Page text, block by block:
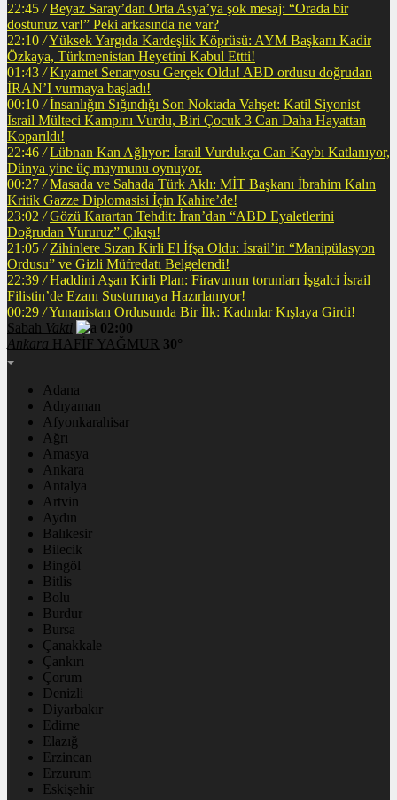
22:45 / Beyaz Saray’dan Orta Asya’ya şok mesaj: “Orada bir
dostunuz var!” Peki arkasında ne var?
22:10 /Yüksek Yargıda Kardeşlik Köprüsü: AYM Başkanı Kadir
Özkaya, Türkmenistan Heyetini Kabul Ettti!
01:43 / Kıyamet Senaryosu Gerçek Oldu! ABD ordusu doğrudan
İRAN’I vurmaya başladı!
00:10 / İnsanlığın Sığındığı Son Noktada Vahşet: Katil Siyonist
İsrail Mülteci Kampını Vurdu, Biri Çocuk 3 Can Daha Hayattan
Koparıldı!
22:46 / Lübnan Kan Ağlıyor: İsrail Vurdukça Can Kaybı Katlanıyor,
Dünya yine üç maymunu oynuyor.
00:27 / Masada ve Sahada Türk Aklı: MİT Başkanı İbrahim Kalın
Kritik Gazze Diplomasisi İçin Kahire’de!
23:02 / Gözü Karartan Tehdit: İran’dan “ABD Eyaletlerini
Doğrudan Vururuz” Çıkışı!
21:05 / Zihinlere Sızan Kirli El İfşa Oldu: İsrail’in “Manipülasyon
Ordusu” ve Gizli Müfredatı Belgelendi!
22:39 / Haddini Aşan Kirli Plan: Firavunun torunları İşgalci İsrail
Filistin’de Ezanı Susturmaya Hazırlanıyor!
00:29 /Yunanistan Ordusunda Bir İlk: Kadınlar Kışlaya Girdi!
Sabah Vakti
02:00
Ankara HAFİF YAĞMUR 30°
Adana
Adıyaman
Afyonkarahisar
Ağrı
Amasya
Ankara
Antalya
Artvin
Aydın
Balıkesir
Bilecik
Bingöl
Bitlis
Bolu
Burdur
Bursa
Çanakkale
Çankırı
Çorum
Denizli
Diyarbakır
Edirne
Elazığ
Erzincan
Erzurum
Eskişehir